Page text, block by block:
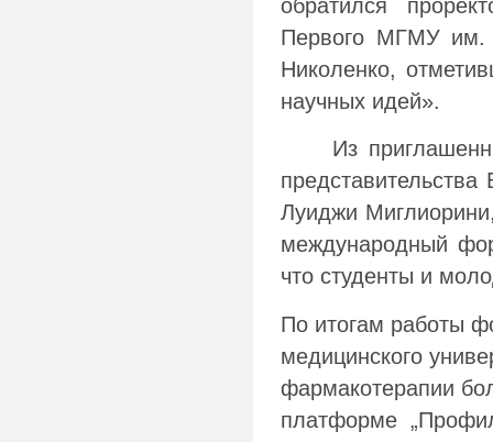
обратился
Первого МГМУ им.
Николенко,
научных идей».
Из
Луиджи
международный
что студенты и
По итогам работы
медицинского
фармакотерапии
платформе